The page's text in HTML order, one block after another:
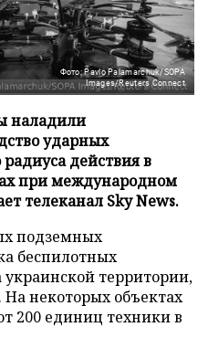
Фото: Pavlo Palamarchuk/SOPA
Images/Reuters Connect
наладили
ударных
действия в
при международном
телеканал Sky News.
подземных
беспилотных
украинской территории,
. На некоторых объектах
200 единиц техники в